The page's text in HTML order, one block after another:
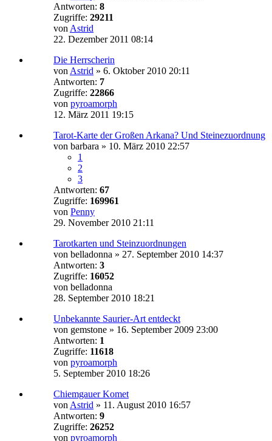
Antworten: 8
Zugriffe: 29211
von Astrid
22. Dezember 2011 08:14
Die Herrscherin
von Astrid » 6. Oktober 2010 20:11
Antworten: 7
Zugriffe: 22866
von pyroamorph
12. März 2011 19:15
Tarot-Karte der Großen Arkana? Und Steinezuordnung
von barbara » 10. März 2010 22:57
1
2
3
Antworten: 67
Zugriffe: 169961
von Penny
29. November 2010 21:11
Tarotkarten und Steinzuordnungen
von belladonna » 27. September 2010 14:37
Antworten: 3
Zugriffe: 16052
von belladonna
28. September 2010 18:21
Unbekannte Saurier-Art entdeckt
von gemstone » 16. September 2009 23:00
Antworten: 1
Zugriffe: 11618
von pyroamorph
5. September 2010 18:26
Chiemgauer Komet
von Astrid » 11. August 2010 16:57
Antworten: 9
Zugriffe: 26252
von pyroamorph